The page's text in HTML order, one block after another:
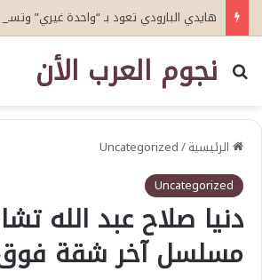
نجوم العرب الأن
بحث عن
الرئيسية/
Uncategorized
Uncategorized
دنيا صلاح عبد الله
مسلسل آخر شقة